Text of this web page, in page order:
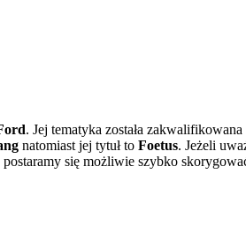
. Jej tematyka została
natomiast jej tytuł to Foetus. Jeżeli
się możliwie szybko